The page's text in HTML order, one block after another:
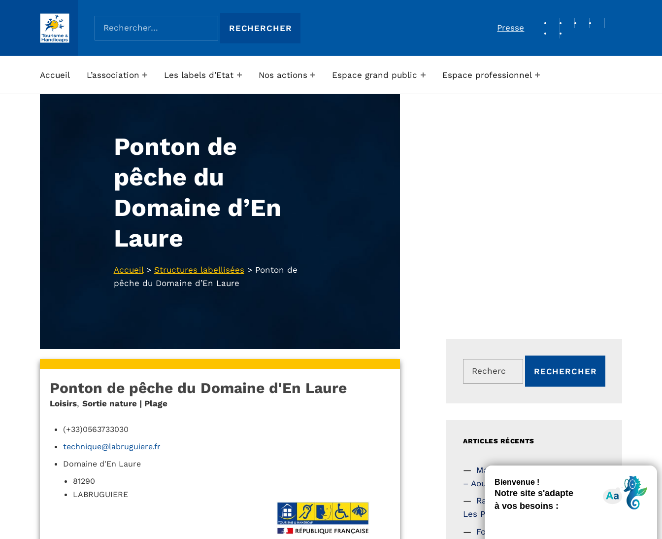
ASSOCIATION TOURISME ET HANDICAPS
Rechercher :
Presse
REVUE DE PRESSE
Accueil L’association Les labels d’Etat Nos actions Espace grand public Espace professionnel
Ponton de
pêche du
Domaine d’En
Laure
Accueil> Structures labellisées > Ponton de
pêche du Domaine d’En Laure
Ponton de pêche du Domaine d'En Laure
Loisirs, Sortie nature | Plage
(+33)0563733030
technique@labruguiere.fr
Domaine d'En Laure
81290
LABRUGUIERE
Rechercher :
ARTICLES RÉCENTS
Magazine Tourisme Accessible
– Aout 2026
Rallye Aicha des Gazelles –
Les Petillantes
Formation Communication